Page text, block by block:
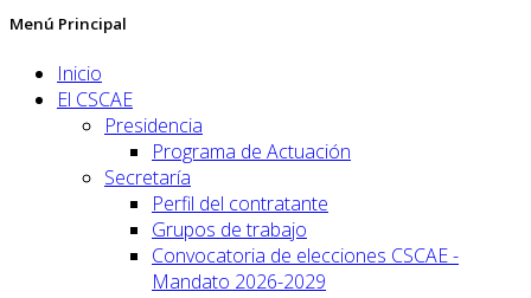
Menú Principal
Inicio
El CSCAE
Presidencia
Programa de Actuación
Secretaría
Perfil del contratante
Grupos de trabajo
Convocatoria de elecciones CSCAE -
Mandato 2026-2029